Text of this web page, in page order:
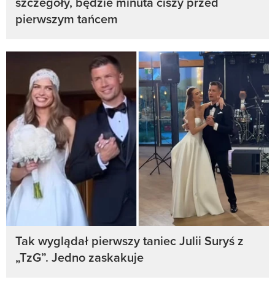
pierwszym tańcem
Tak wyglądał pierwszy taniec Julii Suryś z
„TzG”. Jedno zaskakuje